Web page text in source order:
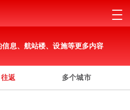
息、航站楼、设施等更多内容
往返 多个城市